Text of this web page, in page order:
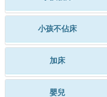
小孩不佔床
加床
嬰兒